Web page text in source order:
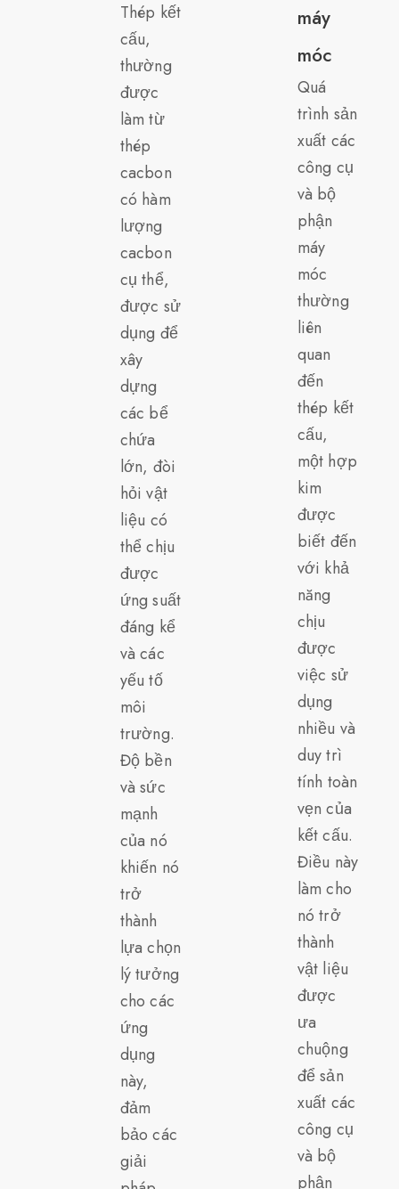
Thép kết
cấu,
thường
được
làm từ
thép
cacbon
có hàm
lượng
cacbon
cụ thể,
được sử
dụng để
xây
dựng
các bể
chứa
lớn, đòi
hỏi vật
liệu có
thể chịu
được
ứng suất
đáng kể
và các
yếu tố
môi
trường.
Độ bền
và sức
mạnh
của nó
khiến nó
trở
thành
lựa chọn
lý tưởng
cho các
ứng
dụng
này,
đảm
bảo các
giải
máy
móc
Quá
trình sản
xuất các
công cụ
và bộ
phận
máy
móc
thường
liên
quan
đến
thép kết
cấu,
một hợp
kim
được
biết đến
với khả
năng
chịu
được
việc sử
dụng
nhiều và
duy trì
tính toàn
vẹn của
kết cấu.
Điều này
làm cho
nó trở
thành
vật liệu
được
ưa
chuộng
để sản
xuất các
công cụ
và bộ
phận